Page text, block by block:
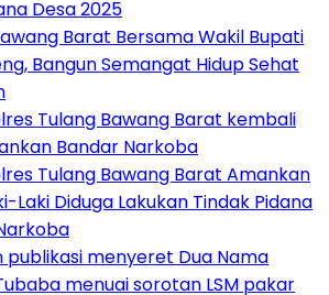
Desa 2025
Barat Bersama Wakil Bupati
Bangun Semangat Hidup Sehat
Tulang Bawang Barat kembali
Bandar Narkoba
Tulang Bawang Barat Amankan
Laki Diduga Lakukan Tindak Pidana
publikasi menyeret Dua Nama
menuai sorotan LSM pakar